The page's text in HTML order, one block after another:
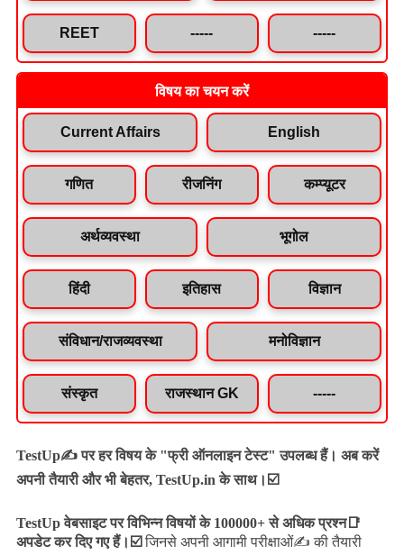
REET ----- -----
विषय का चयन करें
Current Affairs English
गणित रीजनिंग कम्प्यूटर
अर्थव्यवस्था भूगोल
हिंदी इतिहास विज्ञान
संविधान/राजव्यवस्था मनोविज्ञान
संस्कृत राजस्थान GK -----
TestUp✍️ पर हर विषय के "फ्री ऑनलाइन टेस्ट" उपलब्ध हैं। अब करें
अपनी तैयारी और भी बेहतर, TestUp.in के साथ।☑️
TestUp वेबसाइट पर विभिन्न विषयों के 100000+ से अधिक प्रश्न📑
अपडेट कर दिए गए हैं। ☑️ जिनसे अपनी आगामी परीक्षाओं✍️ की तैयारी